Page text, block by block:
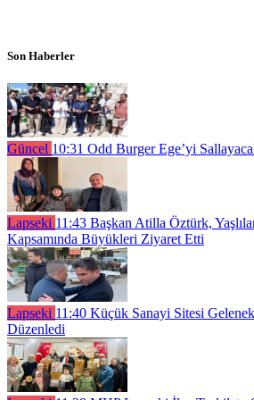
Son Haberler
Güncel 10:31 Odd Burger Ege’yi
Lapseki 11:43 Başkan Atilla Öztürk,
Kapsamında Büyükleri Ziyaret Etti
Lapseki 11:40 Küçük Sanayi Sitesi
Düzenledi